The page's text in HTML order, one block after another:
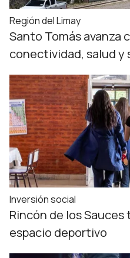
Región del Limay
Santo Tomás avanza
conectividad, salud y
Inversión social
Rincón de los
espacio deportivo